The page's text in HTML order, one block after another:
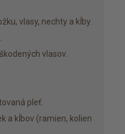
vlasy, nechty a kĺby.
vlasov.
pleť.
a kĺbov (ramien, kolien